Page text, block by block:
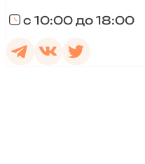
с 10:00 до 18:00